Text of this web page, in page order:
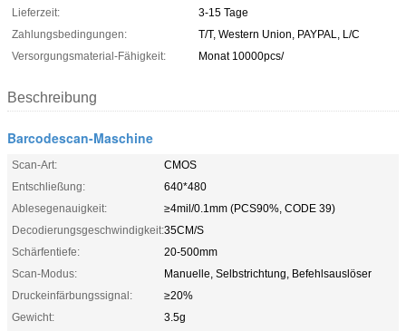
Lieferzeit:
3-15 Tage
Zahlungsbedingungen:
T/T, Western Union, PAYPAL, L/C
Versorgungsmaterial-Fähigkeit:
Monat 10000pcs/
Beschreibung
Barcodescan-Maschine
Scan-Art:
CMOS
Entschließung:
640*480
Ablesegenauigkeit:
≥4mil/0.1mm (PCS90%, CODE 39)
Decodierungsgeschwindigkeit:35CM/S
Schärfentiefe:
20-500mm
Scan-Modus:
Manuelle, Selbstrichtung, Befehlsauslöser
Druckeinfärbungssignal:
≥20%
Gewicht:
3.5g